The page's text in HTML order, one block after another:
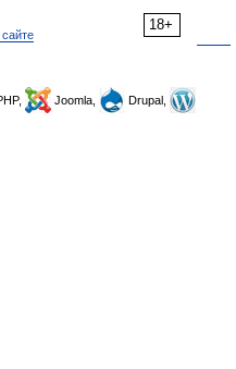
18+
Joomla,
Drupal,